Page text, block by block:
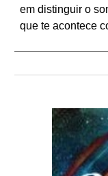
em distinguir o
que te acontece